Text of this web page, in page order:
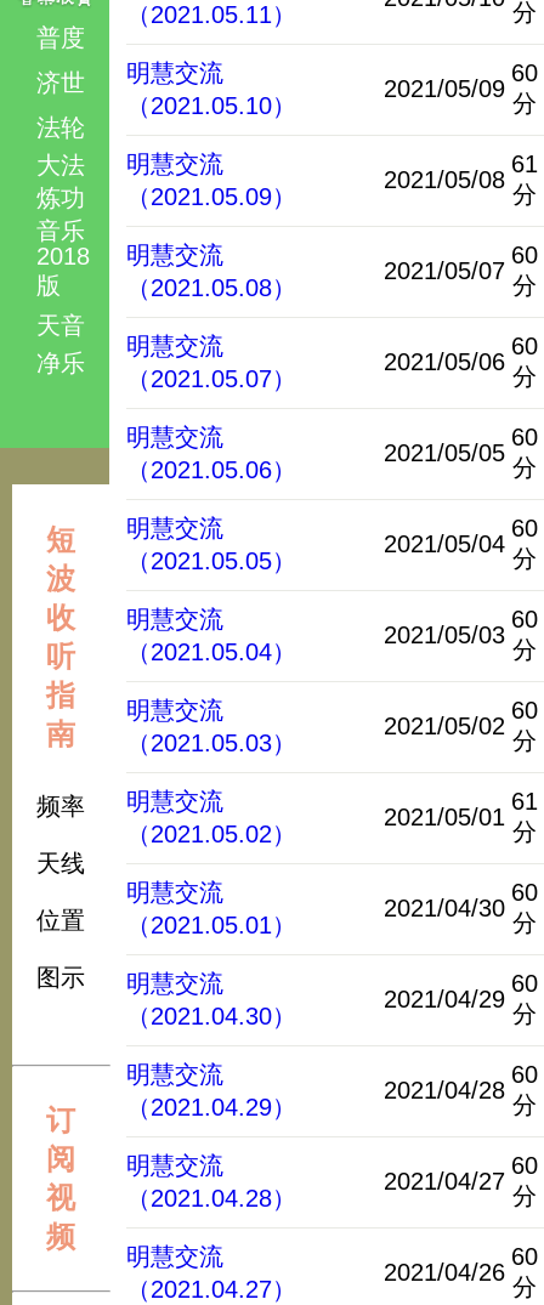
普度
济世
法轮
大法
炼功
音乐
2018
版
天音
净乐
短
波
收
听
指
南
频率
天线
位置
图示
订
阅
视
频
（2021.05.11） 分
明慧交流
（2021.05.10）
2021/05/09
60
分
明慧交流
（2021.05.09）
2021/05/08
61
分
明慧交流
（2021.05.08）
2021/05/07
60
分
明慧交流
（2021.05.07）
2021/05/06
60
分
明慧交流
（2021.05.06）
2021/05/05
60
分
明慧交流
（2021.05.05）
2021/05/04
60
分
明慧交流
（2021.05.04）
2021/05/03
60
分
明慧交流
（2021.05.03）
2021/05/02
60
分
明慧交流
（2021.05.02）
2021/05/01
61
分
明慧交流
（2021.05.01）
2021/04/30
60
分
明慧交流
（2021.04.30）
2021/04/29
60
分
明慧交流
（2021.04.29）
2021/04/28
60
分
明慧交流
（2021.04.28）
2021/04/27
60
分
明慧交流
（2021.04.27）
2021/04/26
60
分